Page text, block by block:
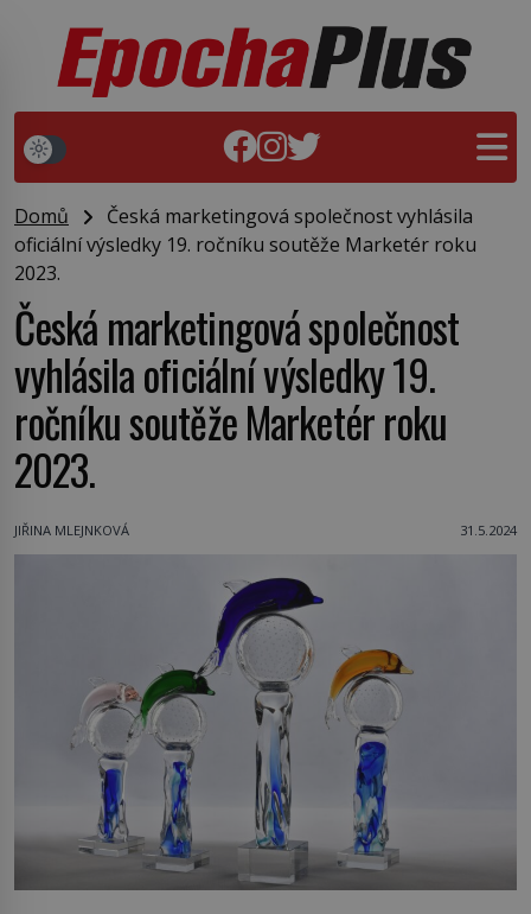
Domů
Česká marketingová společnost vyhlásila
oficiální výsledky 19. ročníku soutěže Marketér roku
2023.
Česká marketingová společnost
vyhlásila oficiální výsledky 19.
ročníku soutěže Marketér roku
2023.
JIŘINA MLEJNKOVÁ 31.5.2024